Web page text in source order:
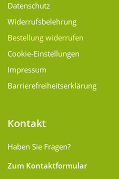
Datenschutz
Widerrufsbelehrung
Bestellung widerrufen
Cookie-Einstellungen
Impressum
Barrierefreiheitserklärung
Kontakt
Haben Sie Fragen?
Zum Kontaktformular